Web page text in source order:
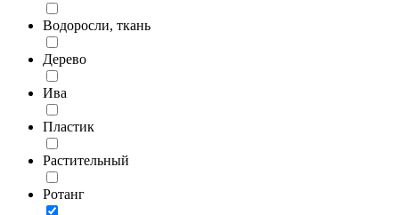
Водоросли, ткань
Дерево
Ива
Пластик
Растительный
Ротанг